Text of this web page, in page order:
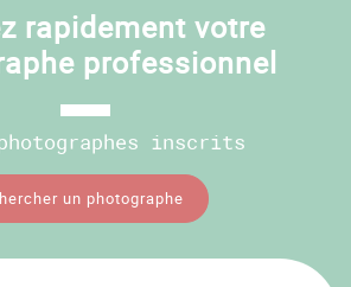
rapidement votre
professionnel
inscrits
un photographe